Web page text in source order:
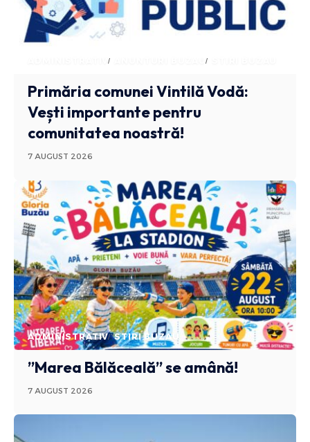
ADMINISTRATIV ANUNTURI BUZAU
Primăria comunei Vintilă Vodă:
Vești importante pentru
comunitatea noastră!
7 AUGUST 2026
ADMINISTRATIV STIRI BUZAU
”Marea Bălăceală” se amână!
7 AUGUST 2026